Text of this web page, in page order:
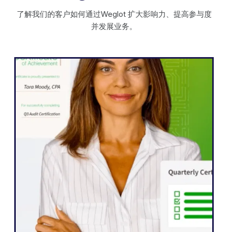
了解我们的客户如何通过Weglot 扩大影响力、提高参与度
并发展业务。
WordPress
Weglot 使我们能够迅速将网站扩展到五种语
言。我们已经看到国际受众的参与度有了显
著提高，他们比以往任何时候都更渴望与我
们的内容进行互动"。
约翰-斯普林利